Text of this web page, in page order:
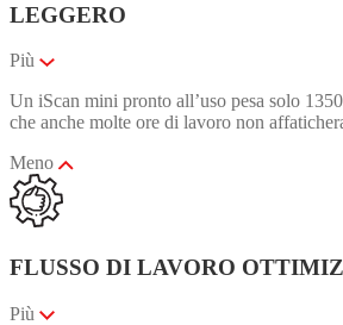
LEGGERO
Più
Un iScan mini pronto all’uso pesa solo
che anche molte ore di lavoro non
Meno
FLUSSO DI LAVORO
Più